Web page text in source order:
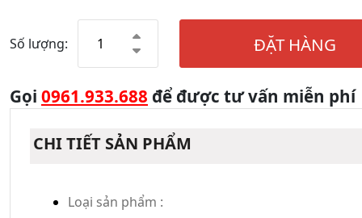
Số lượng: ĐẶT HÀNG
Gọi 0961.933.688 để được tư vấn miễn phí
CHI TIẾT SẢN PHẨM
Loại sản phẩm :